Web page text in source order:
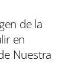
de la
en
Nuestra